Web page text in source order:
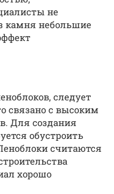
не
камня небольшие
следует
связано с высоким
Для создания
обустроить
считаются
хорошо